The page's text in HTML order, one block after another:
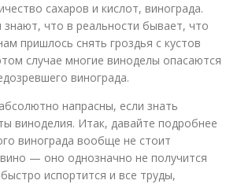
сахаров и кислот, винограда.
что в реальности бывает, что
пришлось снять гроздья с кустов
случае многие виноделы опасаются
винограда.
напрасны, если знать
виноделия. Итак, давайте подробнее
винограда вообще не стоит
— оно однозначно не получится
испортится и все труды,